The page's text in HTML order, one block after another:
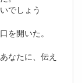
でしょう
を開いた。
なたに、伝え